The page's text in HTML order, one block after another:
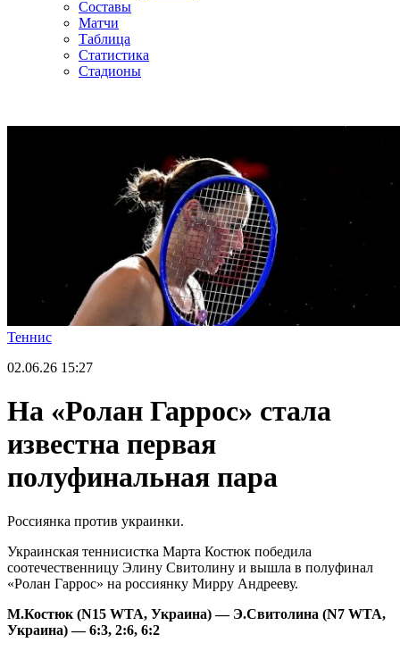
Составы
Матчи
Таблица
Статистика
Стадионы
Теннис
02.06.26 15:27
На «Ролан Гаррос» стала
известна первая
полуфинальная пара
Россиянка против украинки.
Украинская теннисистка Марта Костюк победила
соотечественницу Элину Свитолину и вышла в полуфинал
«Ролан Гаррос» на россиянку Мирру Андрееву.
М.Костюк (N15 WTA, Украина) — Э.Свитолина (N7 WTA,
Украина) — 6:3, 2:6, 6:2